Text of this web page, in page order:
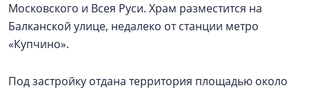
Московского и Всея Руси. Храм разместится на
Балканской улице, недалеко от станции метро
«Купчино».
Под застройку отдана территория площадью около